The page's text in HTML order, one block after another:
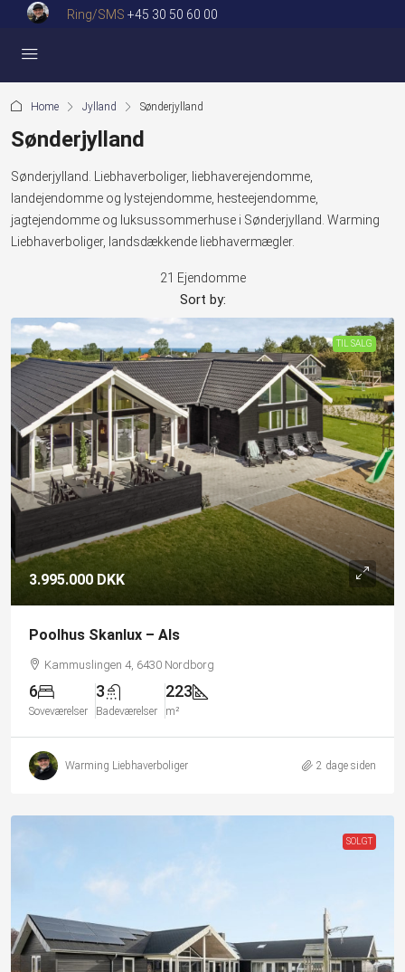
Ring/SMS +45 30 50 60 00
Home Jylland Sønderjylland
Sønderjylland
Sønderjylland. Liebhaverboliger, liebhaverejendomme,
landejendomme og lystejendomme, hesteejendomme,
jagtejendomme og luksussommerhuse i Sønderjylland. Warming
Liebhaverboliger, landsdækkende liebhavermægler.
21 Ejendomme
Sort by:
TIL SALG
3.995.000 DKK
Poolhus Skanlux – Als
Kammuslingen 4, 6430 Nordborg
6
Soveværelser
3
Badeværelser
223
m²
Warming Liebhaverboliger 2 dage siden
SOLGT